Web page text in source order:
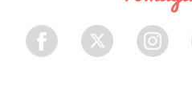
Facebook Twitter Instagram